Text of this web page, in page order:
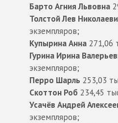
Барто Агния Львовна
Толстой Лев
экземпляров;
Купырина Анна 271,06
Гурина Ирина
экземпляров;
Перро Шарль 253,03
Скоттон Роб 234,45
Усачёв Андрей
экземпляров;